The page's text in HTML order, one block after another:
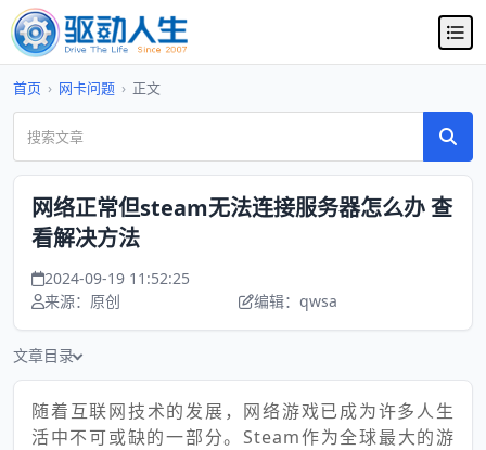
首页 › 网卡问题 › 正文
网络正常但steam无法连接服务器怎么办 查
看解决方法
2024-09-19 11:52:25
来源：原创
编辑：qwsa
文章目录
随着互联网技术的发展，网络游戏已成为许多人生
活中不可或缺的一部分。Steam作为全球最大的游